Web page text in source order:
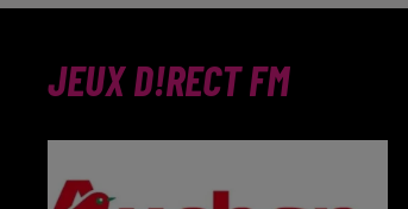
France.
JEUX D!RECT FM